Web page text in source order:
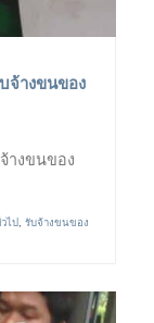
จ้างขนของ
างขนของ
ไป
รับจ้างขนของ